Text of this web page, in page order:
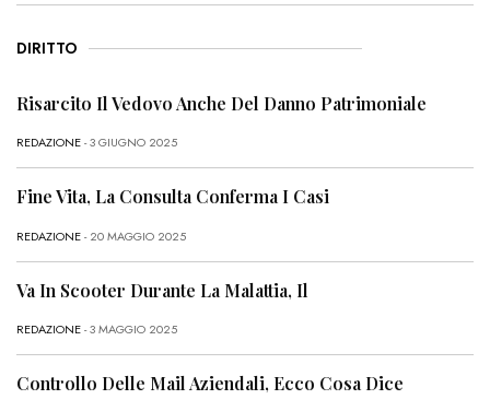
DIRITTO
Risarcito Il Vedovo Anche Del Danno Patrimoniale
REDAZIONE- 3 GIUGNO 2025
Fine Vita, La Consulta Conferma I Casi
REDAZIONE- 20 MAGGIO 2025
Va In Scooter Durante La Malattia, Il
REDAZIONE- 3 MAGGIO 2025
Controllo Delle Mail Aziendali, Ecco Cosa Dice